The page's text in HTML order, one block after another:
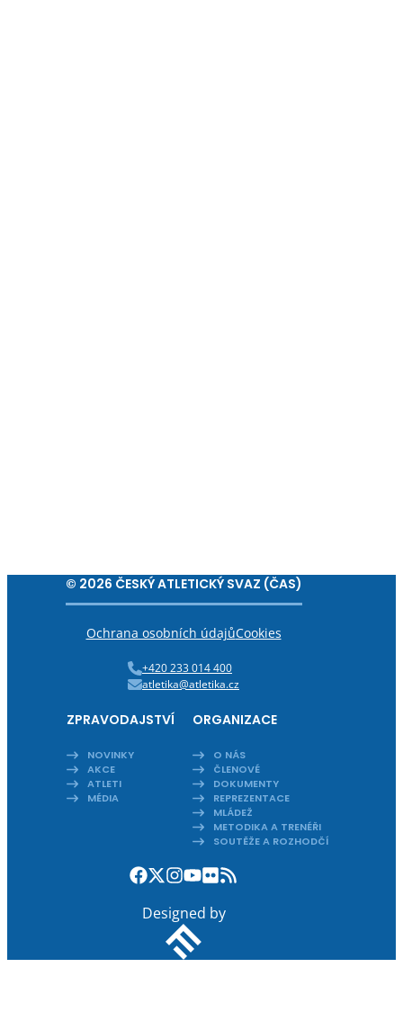
© 2026 ČESKÝ ATLETICKÝ SVAZ (ČAS)
Ochrana osobních údajůCookies
+420 233 014 400
atletika@atletika.cz
ZPRAVODAJSTVÍ
NOVINKY
AKCE
ATLETI
MÉDIA
ORGANIZACE
O NÁS
ČLENOVÉ
DOKUMENTY
REPREZENTACE
MLÁDEŽ
METODIKA A TRENÉŘI
SOUTĚŽE A ROZHODČÍ
Designed by